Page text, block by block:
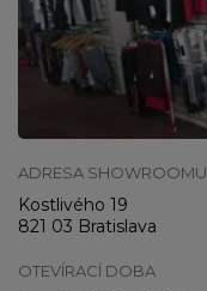
ADRESA SHOWROOMU
Kostlivého 19
821 03 Bratislava
OTEVÍRACÍ DOBA